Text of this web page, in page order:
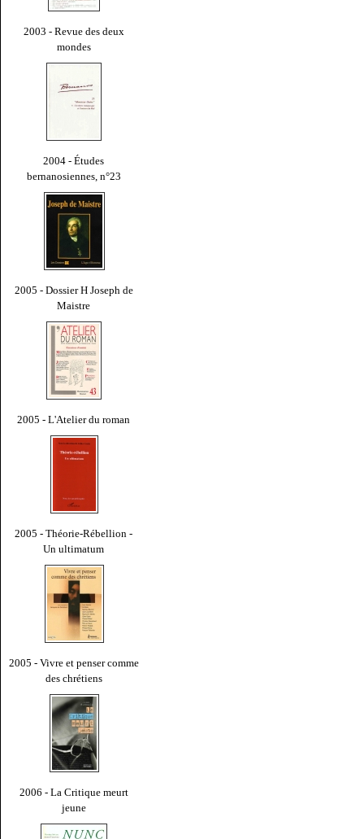
2003 - Revue des deux
mondes
2004 - Études
bernanosiennes, n°23
2005 - Dossier H Joseph de
Maistre
2005 - L'Atelier du roman
2005 - Théorie-Rébellion -
Un ultimatum
2005 - Vivre et penser comme
des chrétiens
2006 - La Critique meurt
jeune